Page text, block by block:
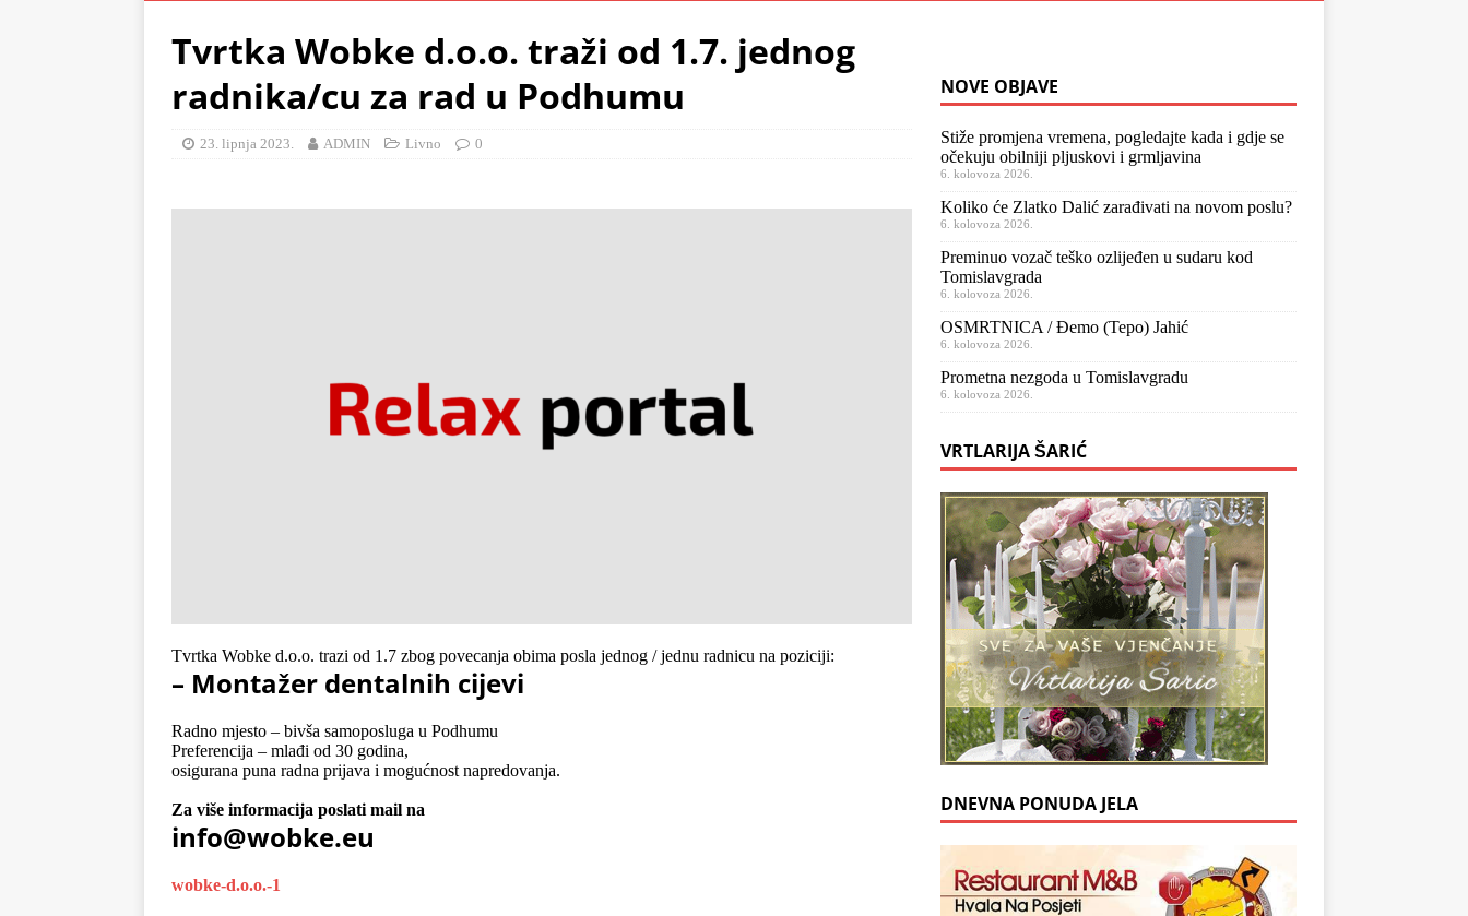
Tvrtka Wobke d.o.o. traži od 1.7. jednog
radnika/cu za rad u Podhumu
23. lipnja 2023. ADMIN Livno 0
Tvrtka Wobke d.o.o. trazi od 1.7 zbog povecanja obima posla jednog / jednu radnicu na poziciji:
– Montažer dentalnih cijevi
Radno mjesto – bivša samoposluga u Podhumu
Preferencija – mlađi od 30 godina,
osigurana puna radna prijava i mogućnost napredovanja.
Za više informacija poslati mail na
info@wobke.eu
wobke-d.o.o.-1
NOVE OBJAVE
Stiže promjena vremena, pogledajte kada i gdje se
očekuju obilniji pljuskovi i grmljavina
6. kolovoza 2026.
Koliko će Zlatko Dalić zarađivati na novom poslu?
6. kolovoza 2026.
Preminuo vozač teško ozlijeđen u sudaru kod
Tomislavgrada
6. kolovoza 2026.
OSMRTNICA / Đemo (Tepo) Jahić
6. kolovoza 2026.
Prometna nezgoda u Tomislavgradu
6. kolovoza 2026.
VRTLARIJA ŠARIĆ
DNEVNA PONUDA JELA